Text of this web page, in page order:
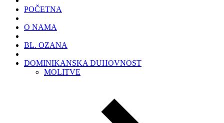
POČETNA
O NAMA
BL. OZANA
DOMINIKANSKA DUHOVNOST
MOLITVE